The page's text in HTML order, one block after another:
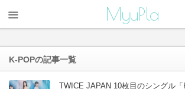
MyuPla
K-POPの記事一覧
TWICE JAPAN 10枚目のシングル「